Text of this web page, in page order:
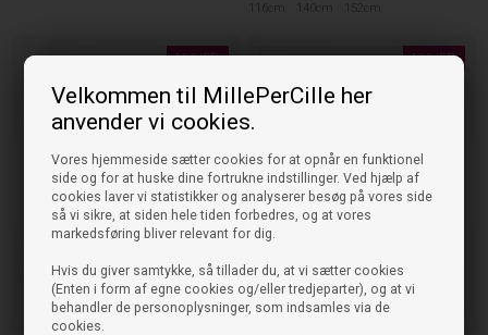
Velkommen til MillePerCille her
anvender vi cookies.
Vores hjemmeside sætter cookies for at opnår en funktionel
side og for at huske dine fortrukne indstillinger. Ved hjælp af
cookies laver vi statistikker og analyserer besøg på vores side
så vi sikre, at siden hele tiden forbedres, og at vores
markedsføring bliver relevant for dig.
Hvis du giver samtykke, så tillader du, at vi sætter cookies
(Enten i form af egne cookies og/eller tredjeparter), og at vi
behandler de personoplysninger, som indsamles via de
cookies.
116cm 140cm 152cm
NYHED NYHED